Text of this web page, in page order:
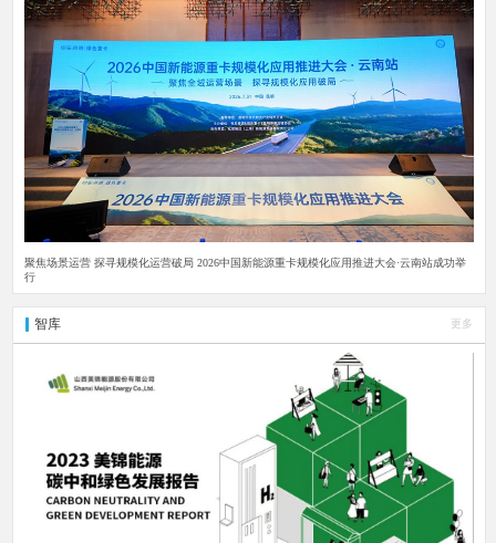
聚焦场景运营 探寻规模化运营破局 2026中国新能源重卡规模化应用推进大会·云南站成功举
行
智库 更多